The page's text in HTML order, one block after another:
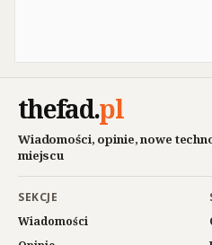
thefad.pl
Wiadomości, opinie, nowe
miejscu
SEKCJE
Wiadomości